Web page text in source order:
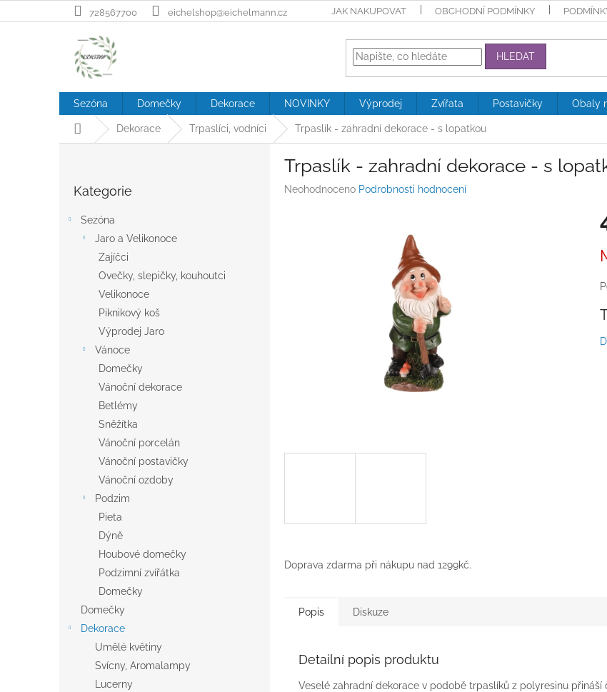
na
728567700 eichelshop@eichelmann.cz JAK NAKUPOVAT OBCHODNÍ PODMÍNKY
HLEDAT
Sezóna Domečky Dekorace NOVINKY Výprodej Zvířata Postavičky Obaly
Domů Dekorace Trpaslíci, vodníci Trpaslík - zahradní dekorace - s lopatkou
kategorie
Kategorie
Sezóna
Jaro a Velikonoce
Zajíčci
Ovečky, slepičky, kouhoutci
Velikonoce
Piknikový koš
Výprodej Jaro
Vánoce
Domečky
Vánoční dekorace
Betlémy
Sněžítka
Vánoční porcelán
Vánoční postavičky
Vánoční ozdoby
Podzim
Pieta
Dýně
Houbové domečky
Podzimní zvířátka
Domečky
Domečky
Dekorace
Umělé květiny
Svícny, Aromalampy
Lucerny
Trpaslík - zahradní dekorace - s
Průměrné
Neohodnoceno Podrobnosti hodnocení
Doprava zdarma při nákupu nad 1299kč.
Popis Diskuze
Detailní popis produktu
Veselé zahradní dekorace v podobě trpaslíků z polyresinu přináší